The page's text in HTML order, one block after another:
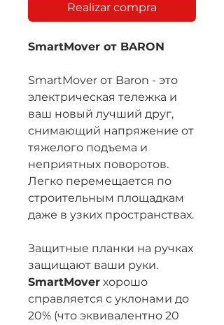
Realizar compra
SmartMover от BARON
SmartMover от Baron - это
электрическая тележка и
ваш новый лучший друг,
снимающий напряжение от
тяжелого подъема и
неприятных поворотов.
Легко перемещается по
строительным площадкам
даже в узких пространствах.
Защитные планки на ручках
защищают ваши руки.
SmartMover хорошо
справляется с уклонами до
20% (что эквивалентно 20